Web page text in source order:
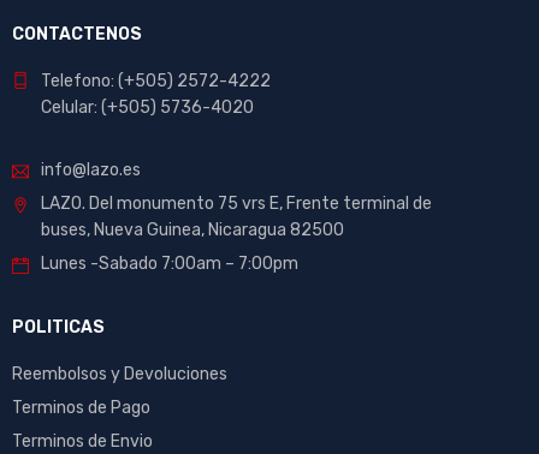
CONTACTENOS
Telefono: (+505) 2572-4222
Celular: (+505) 5736-4020
info@lazo.es
LAZO. Del monumento 75 vrs E, Frente terminal de
buses, Nueva Guinea, Nicaragua 82500
Lunes -Sabado 7:00am – 7:00pm
POLITICAS
Reembolsos y Devoluciones
Terminos de Pago
Terminos de Envio